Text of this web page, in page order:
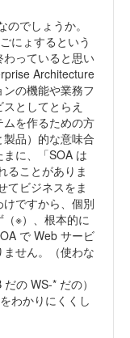
でしょうか。
にょするという
っていると思い
Architecture
の機能や業務フ
としてとらえ
を作るための方
品）的な意味合
に、「SOA は
ることがありま
てビジネスをま
ですから、個別
※）、根本的に
で Web サービ
せん。（使わな
の WS-* だの）
わかりにくくし